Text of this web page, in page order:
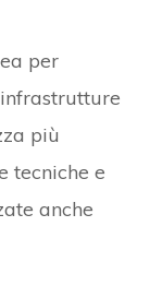
per
più
tecniche e
anche